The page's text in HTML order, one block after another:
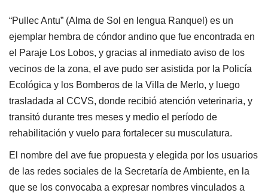
“Pullec Antu” (Alma de Sol en lengua Ranquel) es un
ejemplar hembra de cóndor andino que fue encontrada en
el Paraje Los Lobos, y gracias al inmediato aviso de los
vecinos de la zona, el ave pudo ser asistida por la Policía
Ecológica y los Bomberos de la Villa de Merlo, y luego
trasladada al CCVS, donde recibió atención veterinaria, y
transitó durante tres meses y medio el período de
rehabilitación y vuelo para fortalecer su musculatura.
El nombre del ave fue propuesta y elegida por los usuarios
de las redes sociales de la Secretaría de Ambiente, en la
que se los convocaba a expresar nombres vinculados a